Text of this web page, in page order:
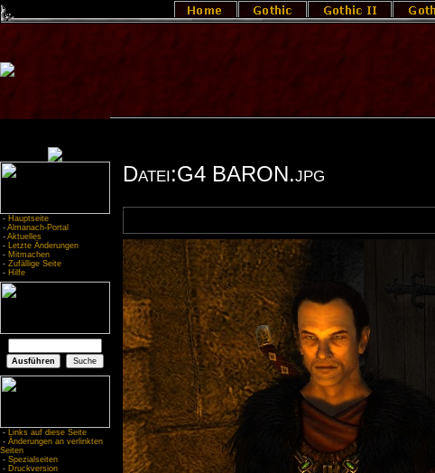
- Hauptseite
- Almanach-Portal
- Aktuelles
- Letzte Änderungen
- Mitmachen
- Zufällige Seite
- Hilfe
- Links auf diese Seite
- Änderungen an verlinkten
Seiten
- Spezialseiten
- Druckversion
Datei:G4 BARON.jpg